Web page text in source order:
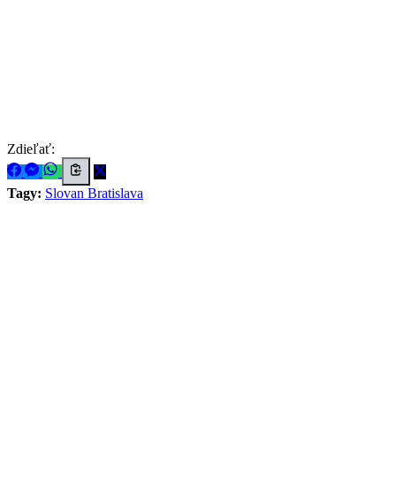
Zdieľať:
Tagy: Slovan Bratislava